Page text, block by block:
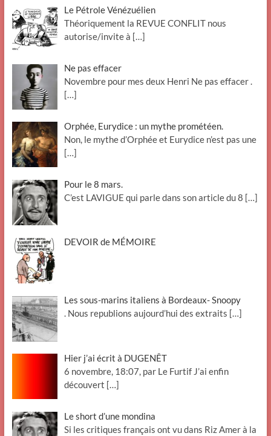
Le Pétrole Vénézuélien
Théoriquement la REVUE CONFLIT nous
autorise/invite à […]
Ne pas effacer
Novembre pour mes deux Henri Ne pas effacer .
[…]
Orphée, Eurydice : un mythe prométéen.
Non, le mythe d’Orphée et Eurydice n’est pas une
[…]
Pour le 8 mars.
C’est LAVIGUE qui parle dans son article du 8 […]
DEVOIR de MÉMOIRE
Les sous-marins italiens à Bordeaux- Snoopy
. Nous republions aujourd’hui des extraits […]
Hier j’ai écrit à DUGENÊT
6 novembre, 18:07, par Le Furtif J’ai enfin
découvert […]
Le short d’une mondina
Si les critiques français ont vu dans Riz Amer à la